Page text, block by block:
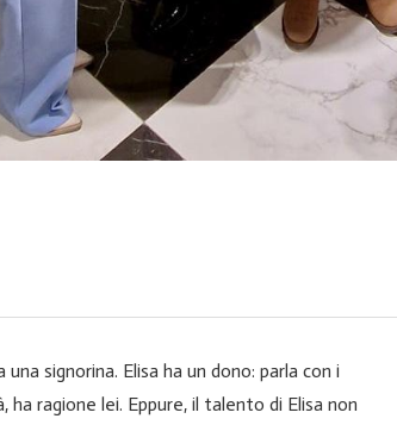
signorina. Elisa ha un dono: parla con i
ha ragione lei. Eppure, il talento di Elisa non